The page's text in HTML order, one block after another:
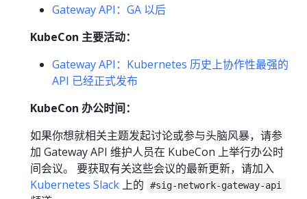
Gateway API：GA 以后
KubeCon 主要活动：
Gateway API：Kubernetes 历史上协作性最强的
API 已经正式发布
KubeCon 办公时间：
如果你想就相关主题发起讨论或参与头脑风暴，请参
加 Gateway API 维护人员在 KubeCon 上举行办公时
间会议。 要获取有关这些会议的最新更新，请加入
Kubernetes Slack 上的 #sig-network-gateway-api